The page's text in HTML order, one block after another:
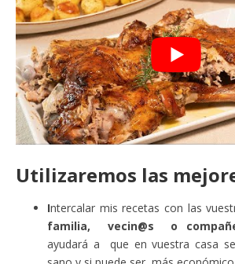
Utilizaremos las
Intercalar mis recetas con las
familia, vecin@s o
ayudará a que en vuestra casa